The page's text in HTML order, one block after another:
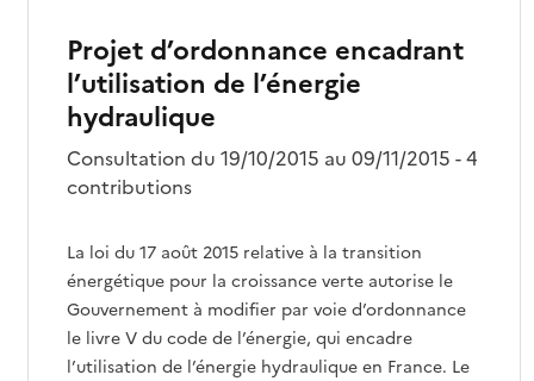
Projet d’ordonnance encadrant
l’utilisation de l’énergie
hydraulique
Consultation du 19/10/2015 au 09/11/2015 - 4
contributions
La loi du 17 août 2015 relative à la transition
énergétique pour la croissance verte autorise le
Gouvernement à modifier par voie d’ordonnance
le livre V du code de l’énergie, qui encadre
l’utilisation de l’énergie hydraulique en France. Le